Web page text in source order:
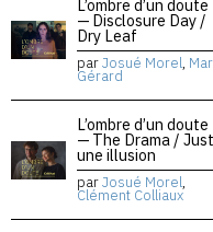
L’ombre d’un doute
— Disclosure Day /
Dry Leaf
parJosué Morel,
Gérard
L’ombre d’un doute
— The Drama /
une illusion
parJosué Morel,
Clément Colliaux